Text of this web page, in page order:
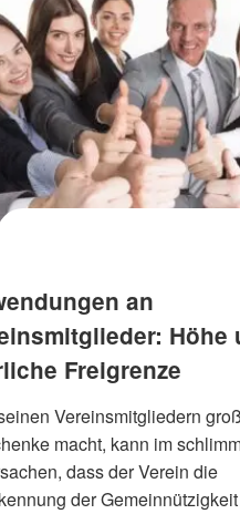
an
Höhe
Freigrenze
Vereinsmitgliedern
macht, kann im
dass der Verein die
der